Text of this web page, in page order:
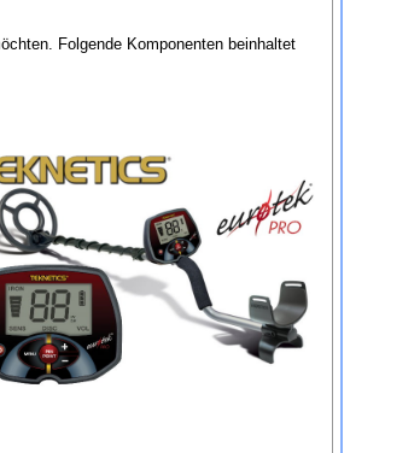
Folgende Komponenten beinhaltet